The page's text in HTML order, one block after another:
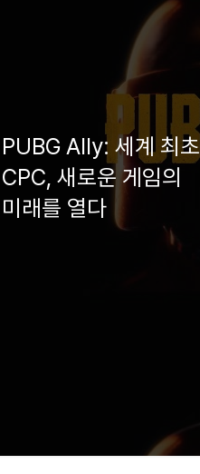
PUBG Ally: 세계 최초
CPC, 새로운 게임의
미래를 열다